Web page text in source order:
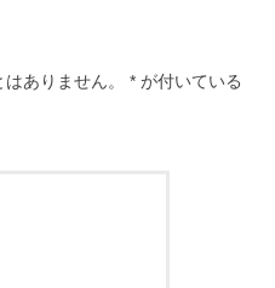
ありません。 * が付いている